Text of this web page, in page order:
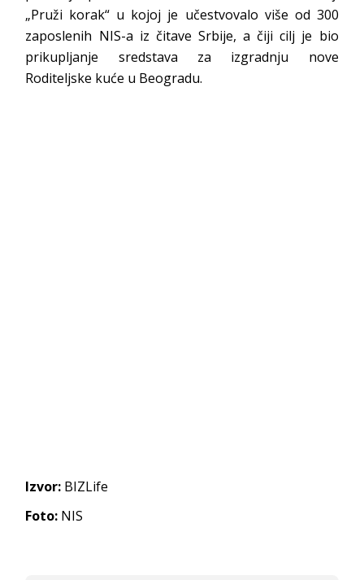
„Pruži korak“ u kojoj je učestvovalo više od 300
zaposlenih NIS-a iz čitave Srbije, a čiji cilj je bio
prikupljanje sredstava za izgradnju nove
Roditeljske kuće u Beogradu.
Izvor: BIZLife
Foto: NIS